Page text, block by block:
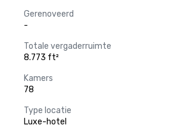
Gerenoveerd
-
Totale vergaderruimte
8.773 ft²
Kamers
78
Type locatie
Luxe-hotel